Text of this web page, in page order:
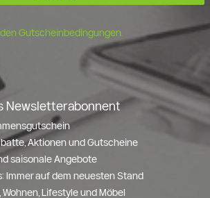
Gutscheinbedingungen.
Newsletterabonnent
Aktionen und Gutscheine
saisonale Angebote
Immer auf dem neuesten Stand
Lifestyle und Möbel